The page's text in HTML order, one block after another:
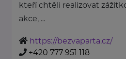
kteří chtěli realizovat
akce, ...
https://bezvaparta.cz/
+420 777 951 118